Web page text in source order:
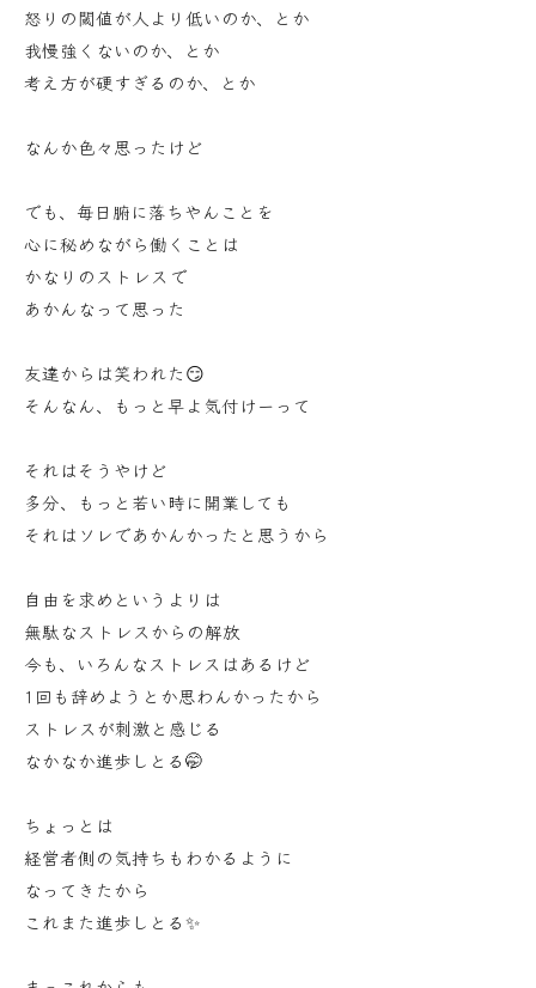
怒りの閾値が人より低いのか、とか
我慢強くないのか、とか
考え方が硬すぎるのか、とか
なんか色々思ったけど
でも、毎日腑に落ちやんことを
心に秘めながら働くことは
かなりのストレスで
あかんなって思った
友達からは笑われた😏
そんなん、もっと早よ気付けーって
それはそうやけど
多分、もっと若い時に開業しても
それはソレであかんかったと思うから
自由を求めというよりは
無駄なストレスからの解放
今も、いろんなストレスはあるけど
1回も辞めようとか思わんかったから
ストレスが刺激と感じる
なかなか進歩しとる🤭
ちょっとは
経営者側の気持ちもわかるように
なってきたから
これまた進歩しとる✨